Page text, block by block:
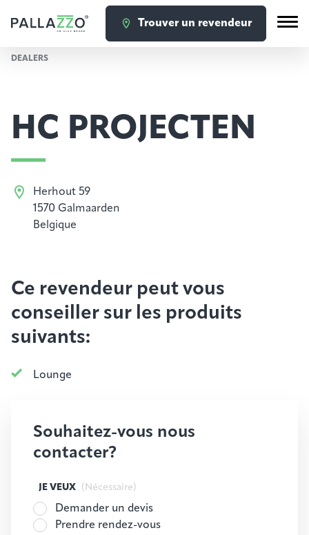
Trouver un revendeur
DEALERS
HC PROJECTEN
Herhout 59
1570 Galmaarden
Belgique
Ce revendeur peut vous
conseiller sur les produits
suivants:
Lounge
Souhaitez-vous nous
contacter?
JE VEUX (Nécessaire)
Demander un devis
Prendre rendez-vous